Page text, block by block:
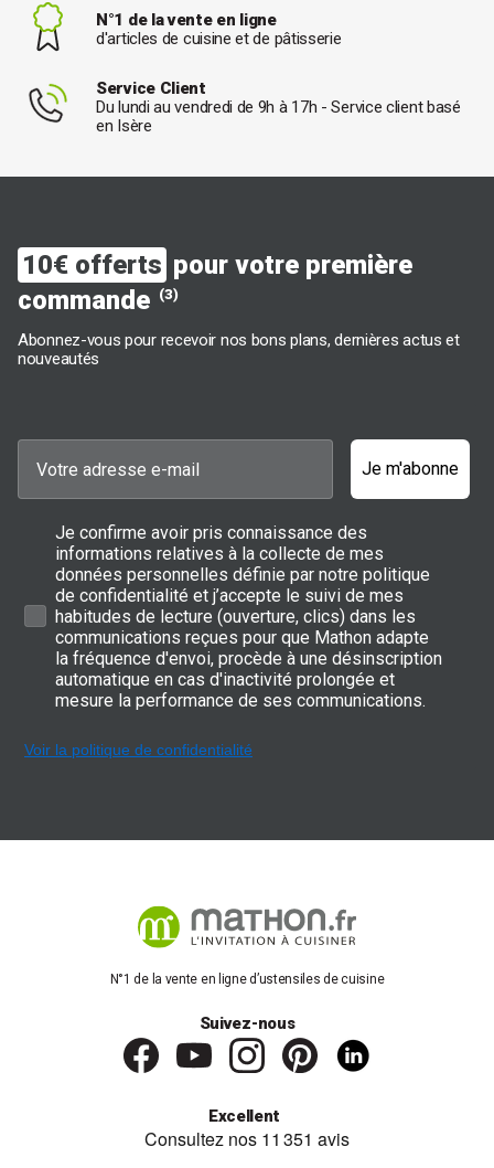
N°1 de la vente en ligne
d'articles de cuisine et de pâtisserie
Service Client
Du lundi au vendredi de 9h à 17h - Service client basé
en Isère
10€ offerts pour votre première
commande (3)
Abonnez-vous pour recevoir nos bons plans, dernières actus et
nouveautés
Je m'abonne
Je confirme avoir pris connaissance des
informations relatives à la collecte de mes
données personnelles définie par notre politique
de confidentialité et j’accepte le suivi de mes
habitudes de lecture (ouverture, clics) dans les
communications reçues pour que Mathon adapte
la fréquence d'envoi, procède à une désinscription
automatique en cas d'inactivité prolongée et
mesure la performance de ses communications.
Voir la politique de confidentialité
N°1 de la vente en ligne d’ustensiles de cuisine
Suivez-nous
Excellent